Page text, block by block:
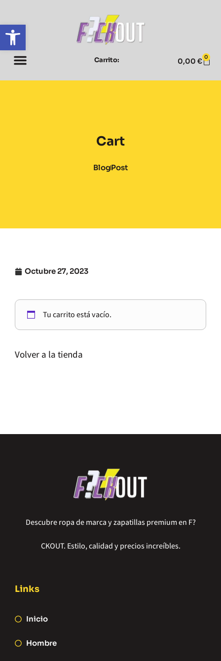
Abrir barra de herramientas
Carrito: 0,00 € 0
Cart
BlogPost
Octubre 27, 2023
Tu carrito está vacío.
Volver a la tienda
Descubre ropa de marca y zapatillas premium en F?
CKOUT. Estilo, calidad y precios increíbles.
Links
Inicio
Hombre